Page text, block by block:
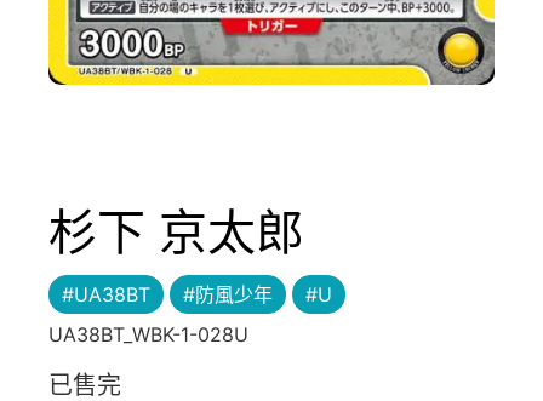
杉下 京太郎
#UA38BT #防風少年
#U
UA38BT_WBK-1-028U
已售完